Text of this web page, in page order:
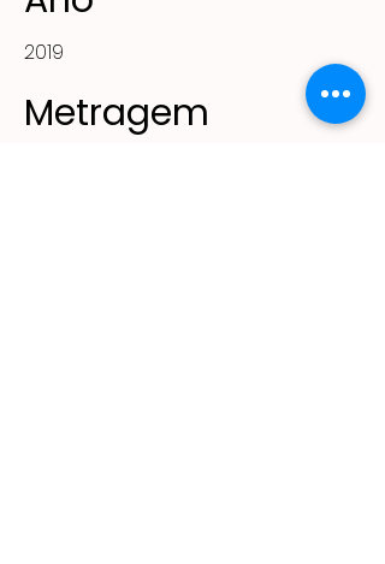
2019
Metragem